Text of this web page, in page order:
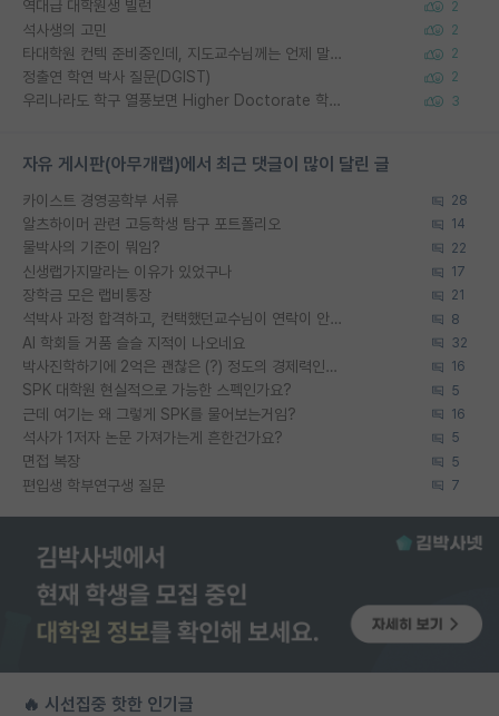
역대급 대학원생 빌런 2
석사생의 고민 2
타대학원 컨텍 준비중인데, 지도교수님께는 언제 말씀드려야 할까요? 2
정출연 학연 박사 질문(DGIST) 2
우리나라도 학구 열풍보면 Higher Doctorate 학위가 필요하다고 봅니다. 3
자유 게시판(아무개랩)에서 최근 댓글이 많이 달린 글
카이스트 경영공학부 서류 28
알츠하이머 관련 고등학생 탐구 포트폴리오 14
물박사의 기준이 뭐임? 22
신생랩가지말라는 이유가 있었구나 17
장학금 모은 랩비통장 21
석박사 과정 합격하고, 컨택했던교수님이 연락이 안됩니다... 8
AI 학회들 거품 슬슬 지적이 나오네요 32
박사진학하기에 2억은 괜찮은 (?) 정도의 경제력인가요 16
SPK 대학원 현실적으로 가능한 스펙인가요? 5
근데 여기는 왜 그렇게 SPK를 물어보는거임? 16
석사가 1저자 논문 가져가는게 흔한건가요? 5
면접 복장 5
편입생 학부연구생 질문 7
🔥 시선집중 핫한 인기글